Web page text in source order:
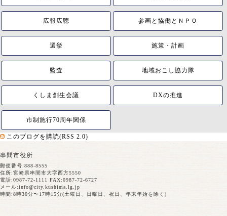
広報広聴 参画と協働とＮＰＯ
選挙 施策・計画
監査 地域おこし協力隊
くしま創生会議 DXの推進
市制施行70周年関係
このブログを購読(RSS 2.0)
串間市役所
郵便番号:888-8555
住所:宮崎県串間市大字西方5550
電話:0987-72-1111 FAX:0987-72-6727
メール:info@city.kushima.lg.jp
時間:8時30分〜17時15分(土曜日、日曜日、祝日、年末年始を除く)